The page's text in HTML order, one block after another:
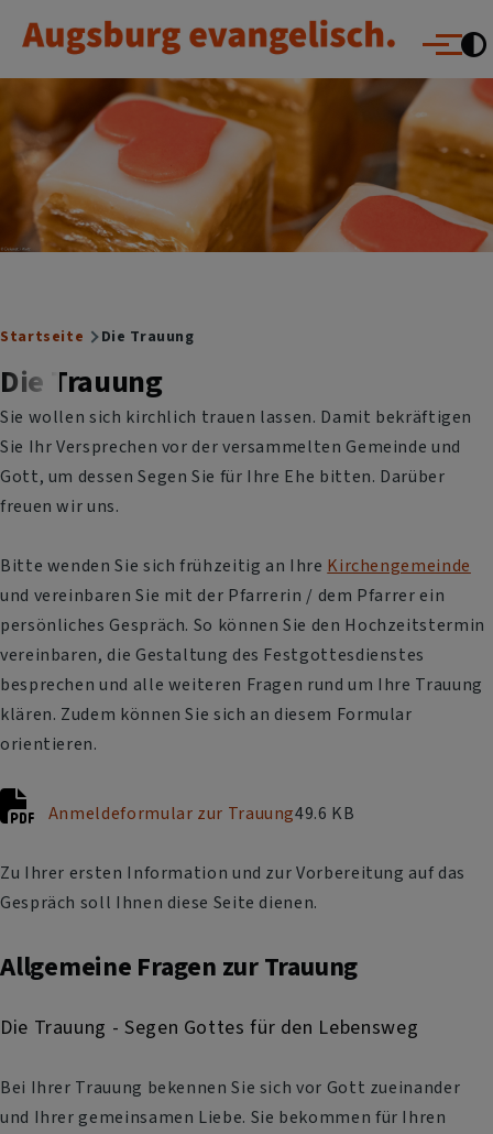
Augsburg evangelisch.
Menü
Breadcrumb
Startseite Die Trauung
Die Trauung
Sie wollen sich kirchlich trauen lassen. Damit bekräftigen
Sie Ihr Versprechen vor der versammelten Gemeinde und
Gott, um dessen Segen Sie für Ihre Ehe bitten. Darüber
freuen wir uns.
Bitte wenden Sie sich frühzeitig an Ihre Kirchengemeinde
und vereinbaren Sie mit der Pfarrerin / dem Pfarrer ein
persönliches Gespräch. So können Sie den Hochzeitstermin
vereinbaren, die Gestaltung des Festgottesdienstes
besprechen und alle weiteren Fragen rund um Ihre Trauung
klären. Zudem können Sie sich an diesem Formular
orientieren.
Anmeldeformular zur Trauung49.6 KB
Zu Ihrer ersten Information und zur Vorbereitung auf das
Gespräch soll Ihnen diese Seite dienen.
Allgemeine Fragen zur Trauung
Die Trauung - Segen Gottes für den Lebensweg
Bei Ihrer Trauung bekennen Sie sich vor Gott zueinander
und Ihrer gemeinsamen Liebe. Sie bekommen für Ihren